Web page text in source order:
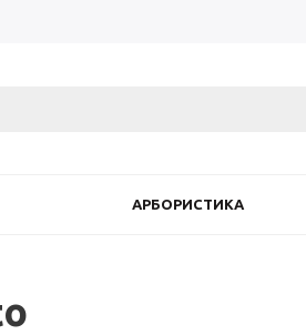
АРБОРИСТИКА